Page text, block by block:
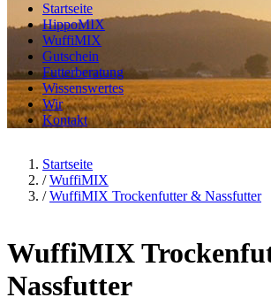
Startseite
HippoMIX
WuffiMIX
Gutschein
Futterberatung
Wissenswertes
Wir
Kontakt
Startseite
/ WuffiMIX
/ WuffiMIX Trockenfutter & Nassfutter
WuffiMIX
Nassfutter